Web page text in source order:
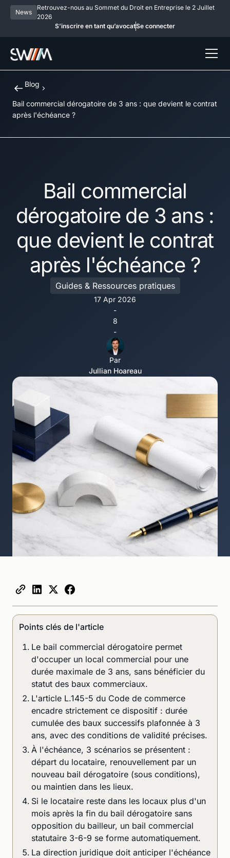
News
Retrouvez-nous au Sommet du Droit en Entreprise le 2 Juillet
2026
S’inscrire en tant qu’avocatSe connecter
Blog
Bail commercial dérogatoire de 3 ans : que devient le contrat
après l'échéance ?
Bail commercial
dérogatoire de 3 ans :
que devient le contrat
après l'échéance ?
Guides & Ressources pratiques
17 Apr 2026
-
8
-
Par
Jullian Hoareau
Points clés de l'article
Le bail commercial dérogatoire permet
d'occuper un local commercial pour une
durée maximale de 3 ans, sans bénéficier du
statut des baux commerciaux.
L'article L.145-5 du Code de commerce
encadre strictement ce dispositif : durée
cumulée des baux successifs plafonnée à 3
ans, avec des conditions de validité précises.
À l'échéance, 3 scénarios se présentent :
départ du locataire, renouvellement par un
nouveau bail dérogatoire (sous conditions),
ou maintien dans les lieux.
Si le locataire reste dans les locaux plus d'un
mois après la fin du bail dérogatoire sans
opposition du bailleur, un bail commercial
statutaire 3-6-9 se forme automatiquement.
La direction juridique doit anticiper l'échéance